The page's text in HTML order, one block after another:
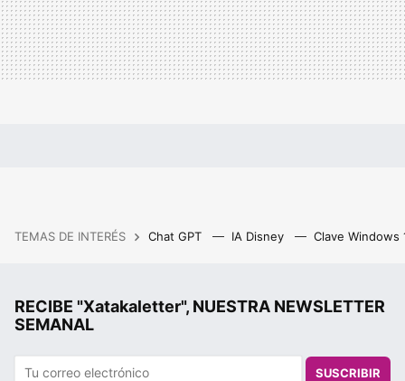
TEMAS DE INTERÉS Chat GPT IA Disney Clave Windows
RECIBE "Xatakaletter", NUESTRA NEWSLETTER
SEMANAL
SUSCRIBIR